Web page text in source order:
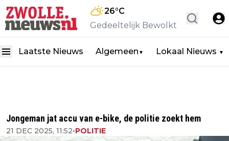
26°C
Gedeeltelijk Bewolkt
Laatste Nieuws Algemeen ▼ Lokaal Nieuws ▼
Jongeman jat accu van e-bike, de politie zoekt hem
21 DEC 2025, 11:52•POLITIE